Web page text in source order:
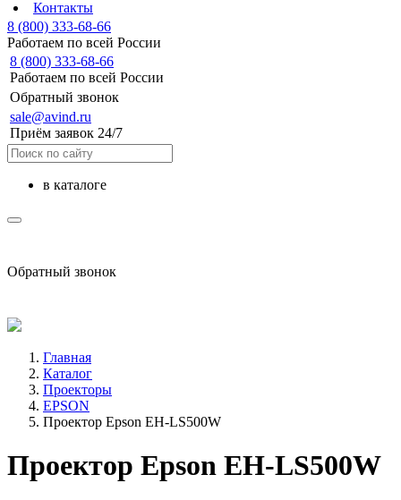
Контакты
8 (800) 333-68-66
Работаем по всей России
8 (800) 333-68-66
Работаем по всей России
Обратный звонок
sale@avind.ru
Приём заявок 24/7
в каталоге
Обратный звонок
Главная
Каталог
Проекторы
EPSON
Проектор Epson EH-LS500W
Проектор Epson EH-LS500W